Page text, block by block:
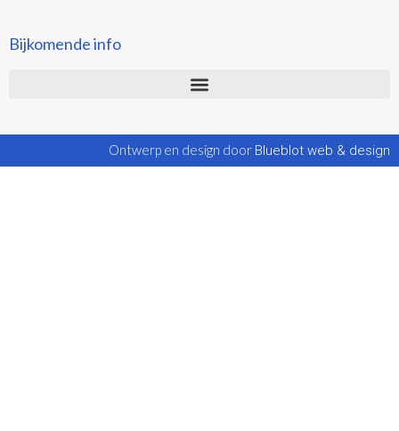
Bijkomende info
Ontwerp en design door Blueblot web & design